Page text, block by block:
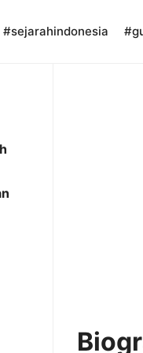
#sejarahindonesia